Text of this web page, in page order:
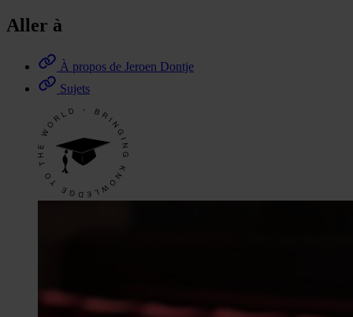
Aller à
À propos de Jeroen Dontje
Sujets